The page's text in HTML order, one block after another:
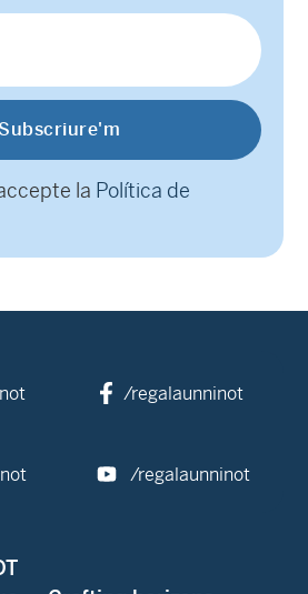
la Política de
/regalaunninot
/regalaunninot